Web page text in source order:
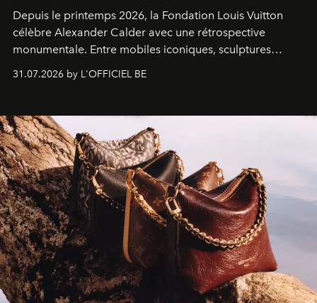
Depuis le printemps 2026, la Fondation Louis Vuitton
célèbre Alexander Calder avec une rétrospective
monumentale. Entre mobiles iconiques, sculptures
monumentales et poésie du mouvement, l'artiste
américain investit les espaces imaginés par Frank Gehry
sculpture.
31.07.2026 by L'OFFICIEL BE